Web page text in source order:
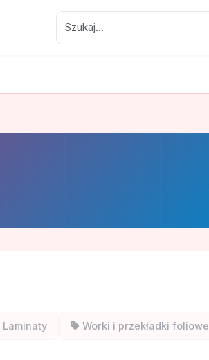
Laminaty Worki i przekładki foliowe